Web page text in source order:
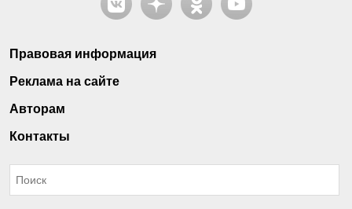
Правовая информация
Реклама на сайте
Авторам
Контакты